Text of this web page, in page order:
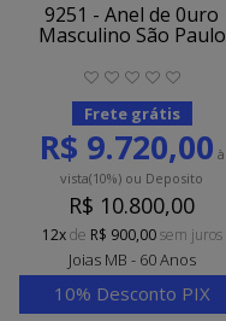
9251 - Anel de 0uro
Masculino São Paulo
Frete grátis
R$ 9.720,00 à
vista(10%) ou Deposito
R$ 10.800,00
12xde R$ 900,00sem juros
Joias MB - 60 Anos
10% Desconto PIX